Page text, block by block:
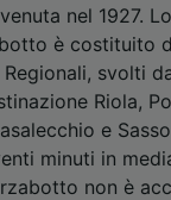
nel 1927.
è costituito
svolti
Riola,
e
minuti in
non è